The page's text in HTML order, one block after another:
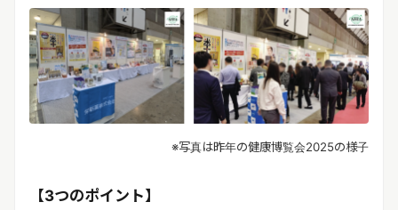
※写真は昨年の健康博覧会2025の様子
【3つのポイント】